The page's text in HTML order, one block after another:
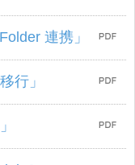
連携」
行」